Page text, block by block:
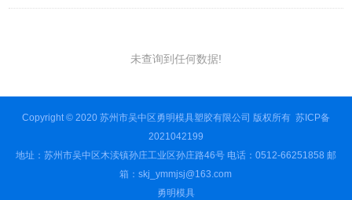
未查询到任何数据!
Copyright © 2020 苏州市吴中区勇明模具塑胶有限公司 版权所有 苏ICP备
2021042199
地址：苏州市吴中区木渎镇孙庄工业区孙庄路46号 电话：0512-66251858 邮
箱：skj_ymmjsj@163.com
勇明模具